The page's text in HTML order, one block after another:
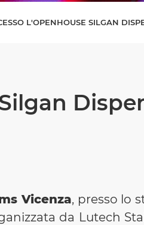
L'OPENHOUSE SILGAN
Vicenza, presso lo
da Lutech